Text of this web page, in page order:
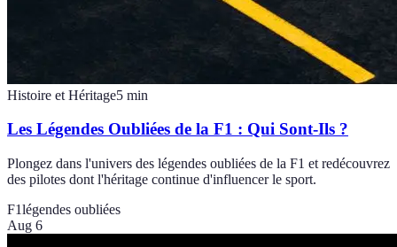
Histoire et Héritage5 min
Les Légendes Oubliées de la F1 : Qui Sont-Ils ?
Plongez dans l'univers des légendes oubliées de la F1 et redécouvrez
des pilotes dont l'héritage continue d'influencer le sport.
F1légendes oubliées
Aug 6